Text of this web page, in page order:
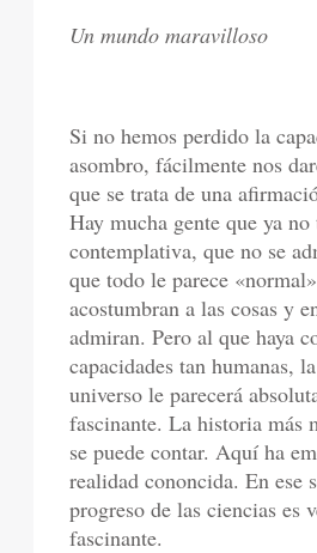
Un mundo maravilloso
Si no hemos perdido la
asombro, fácilmente nos
que se trata de una
Hay mucha gente que ya
contemplativa, que no se
que todo le parece
acostumbran a las cosas y
admiran. Pero al que haya
capacidades tan humanas,
universo le parecerá
fascinante. La historia más
se puede contar. Aquí ha
realidad cononcida. En ese
progreso de las ciencias es
fascinante.